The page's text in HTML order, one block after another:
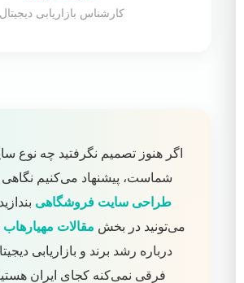
کارشناس بازاریابی دیجیتال
اگر هنوز تصمیم نگرفتید چه نوع
شماست، پیشنهاد می‌کنیم
طراحی سایت فروشگاهی
می‌تونید در بخش مقالات مهیارهاب
درباره رشد برند و بازاریابی
فرقی نمی‌کنه کجای ایران